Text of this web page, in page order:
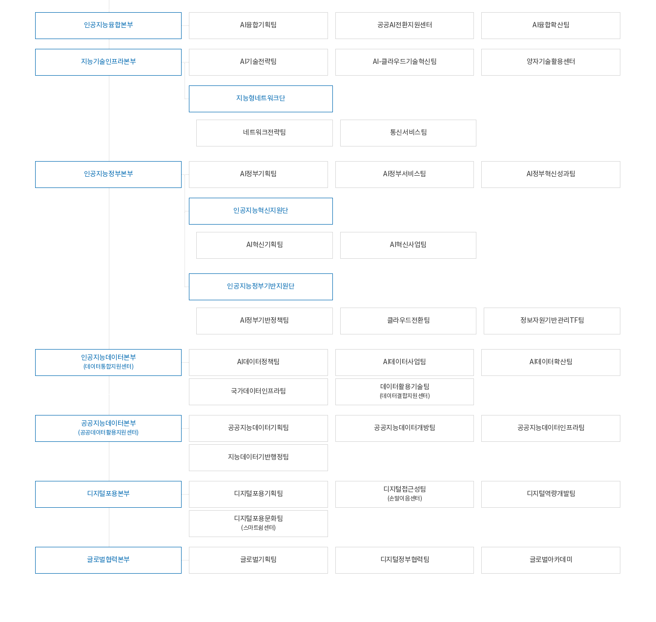
인공지능융합본부 AI융합기획팀 공공AI전환지원센터 AI융합확산팀
지능기술인프라본부 AI기술전략팀 AI-클라우드기술혁신팀 양자기술활용센터
지능형네트워크단
네트워크전략팀 통신서비스팀
인공지능정부본부 AI정부기획팀 AI정부서비스팀 AI정부혁신성과팀
인공지능혁신지원단
AI혁신기획팀 AI혁신사업팀
인공지능정부기반지원단
AI정부기반정책팀 클라우드전환팀 정보자원기반관리TF팀
인공지능데이터본부
(데이터통합지원센터)
AI데이터정책팀 AI데이터사업팀 AI데이터확산팀
국가데이터인프라팀
데이터활용기술팀
(데이터결합지원센터)
공공지능데이터본부
(공공데이터활용지원센터)
공공지능데이터기획팀 공공지능데이터개방팀 공공지능데이터인프라팀
지능데이터기반행정팀
디지털포용본부 디지털포용기획팀
디지털접근성팀
(손말이음센터)
디지털역량개발팀
디지털포용문화팀
(스마트쉼센터)
글로벌협력본부 글로벌기획팀 디지털정부협력팀 글로벌아카데미